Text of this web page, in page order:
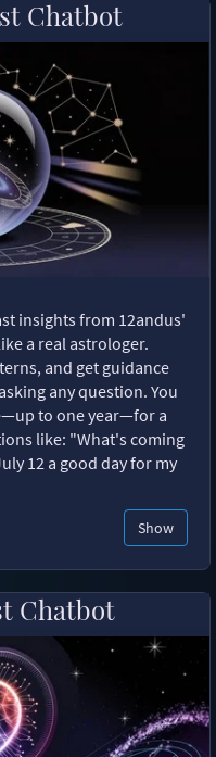
Chatbot
insights from 12andus'
a real astrologer.
and get guidance
any question. You
to one year—for a
like: "What's coming
12 a good day for my
Show
Chatbot